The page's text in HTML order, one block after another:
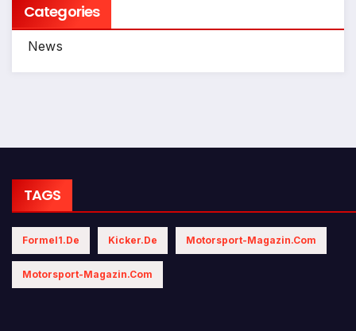
Categories
News
TAGS
Formel1.de Kicker.de Motorsport-Magazin.com
Motorsport-Magazin.com